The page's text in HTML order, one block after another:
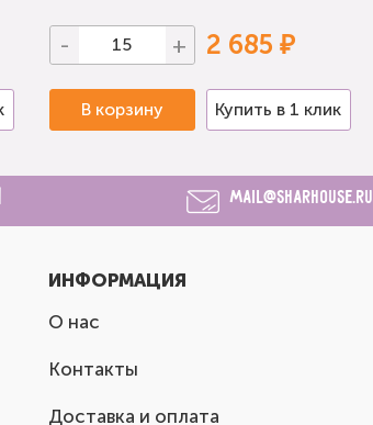
- + 2 685 ₽
В корзину Купить в 1 клик
mail@sharhouse.ru
ИНФОРМАЦИЯ
О нас
Контакты
Доставка и оплата